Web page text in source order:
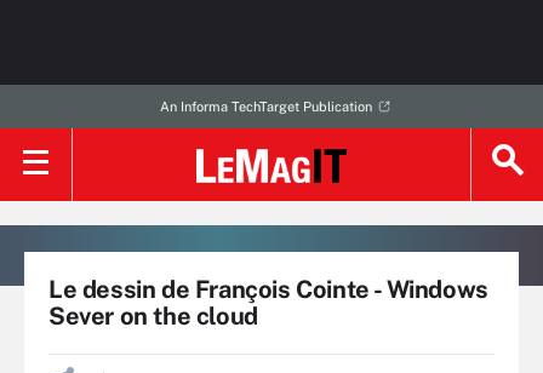
An Informa TechTarget Publication
Le dessin de François Cointe - Windows
Sever on the cloud